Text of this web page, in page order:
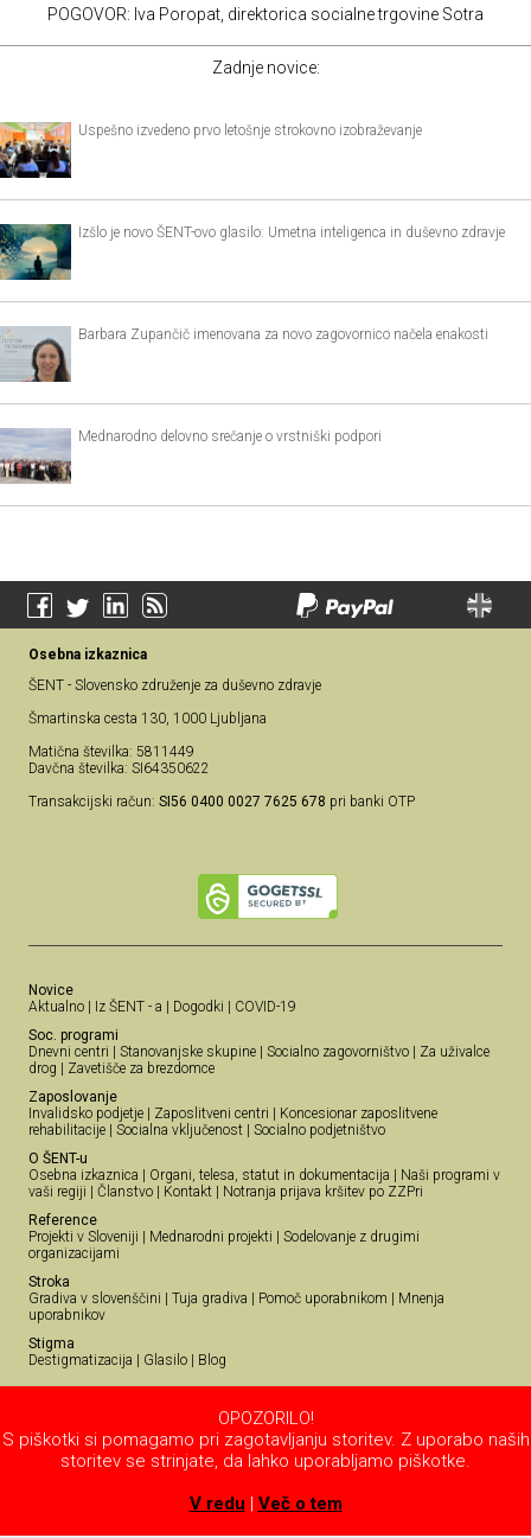
POGOVOR: Iva Poropat, direktorica socialne trgovine Sotra
Zadnje novice:
Uspešno izvedeno prvo letošnje strokovno izobraževanje
Izšlo je novo ŠENT-ovo glasilo: Umetna inteligenca in duševno zdravje
Barbara Zupančič imenovana za novo zagovornico načela enakosti
Mednarodno delovno srečanje o vrstniški podpori
Osebna izkaznica
ŠENT - Slovensko združenje za duševno zdravje
Šmartinska cesta 130, 1000 Ljubljana
Matična številka: 5811449
Davčna številka: SI64350622
Transakcijski račun: SI56 0400 0027 7625 678 pri banki OTP
Novice
Aktualno | Iz ŠENT - a | Dogodki | COVID-19
Soc. programi
Dnevni centri | Stanovanjske skupine | Socialno zagovorništvo | Za uživalce
drog | Zavetišče za brezdomce
Zaposlovanje
Invalidsko podjetje | Zaposlitveni centri | Koncesionar zaposlitvene
rehabilitacije | Socialna vključenost | Socialno podjetništvo
O ŠENT-u
Osebna izkaznica | Organi, telesa, statut in dokumentacija | Naši programi v
vaši regiji | Članstvo | Kontakt | Notranja prijava kršitev po ZZPri
Reference
Projekti v Sloveniji | Mednarodni projekti | Sodelovanje z drugimi
organizacijami
Stroka
Gradiva v slovenščini | Tuja gradiva | Pomoč uporabnikom | Mnenja
uporabnikov
Stigma
Destigmatizacija | Glasilo | Blog
OPOZORILO!
S piškotki si pomagamo pri zagotavljanju storitev. Z uporabo naših
storitev se strinjate, da lahko uporabljamo piškotke.
V redu | Več o tem